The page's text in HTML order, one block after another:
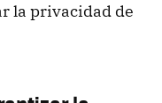
la privacidad de